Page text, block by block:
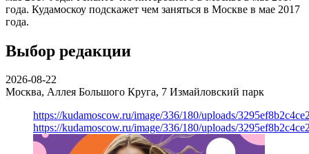
года. Кудамоскоу подскажет чем заняться в Москве в мае 2017
года.
Выбор редакции
2026-08-22
Москва, Аллея Большого Круга, 7 Измайловский парк
https://kudamoscow.ru/image/336/180/uploads/
https://kudamoscow.ru/image/336/180/uploads/